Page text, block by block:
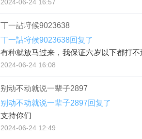
2024-06-24 16:57
丅一詀垨候9023638
丅一詀垨候9023638回复了
有种就放马过来，我保证六岁以下都打不
2024-06-24 16:08
别动不动就说一辈子2897
别动不动就说一辈子2897回复了
支持你们
2024-06-24 12:49